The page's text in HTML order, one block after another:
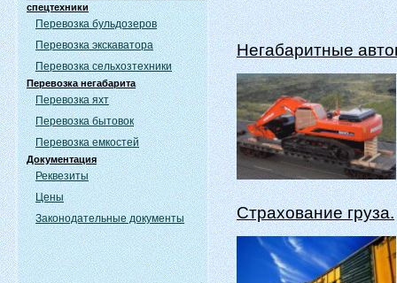
спецтехники
Перевозка бульдозеров
Перевозка экскаватора
Перевозка сельхозтехники
Перевозка негабарита
Перевозка яхт
Перевозка бытовок
Перевозка емкостей
Документация
Реквезиты
Цены
Законодательные документы
Негабаритные
Страхование груза.